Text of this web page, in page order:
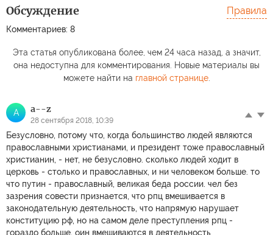
Обсуждение
Комментариев: 8
Правила
Эта статья опубликована более, чем 24 часа назад, а значит,
она недоступна для комментирования. Новые материалы вы
можете найти на главной странице.
A a--z
28 сентября 2018, 10:39
Безусловно, потому что, когда большинство людей являются
православными христианами, и президент тоже православный
христианин, - нет, не безусловно. сколько людей ходит в
церковь - столько и православных, и ни человеком больше. то
что путин - православный, великая беда россии. чел без
зазрения совести признается, что рпц вмешивается в
законодательную деятельность, что напрямую нарушает
конституцию рф, но на самом деле преступления рпц -
гораздо больше. оин вмешиваются в деятельность